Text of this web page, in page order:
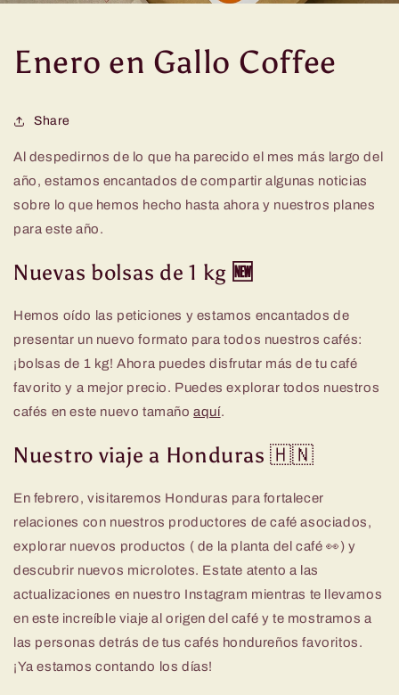
Enero en Gallo Coffee
Share
Al despedirnos de lo que ha parecido el mes más largo del
año, estamos encantados de compartir algunas noticias
sobre lo que hemos hecho hasta ahora y nuestros planes
para este año.
Nuevas bolsas de 1 kg 🆕
Hemos oído las peticiones y estamos encantados de
presentar un nuevo formato para todos nuestros cafés:
¡bolsas de 1 kg! Ahora puedes disfrutar más de tu café
favorito y a mejor precio. Puedes explorar todos nuestros
cafés en este nuevo tamañoaquí.
Nuestro viaje a Honduras 🇭🇳
En febrero, visitaremos Honduras para fortalecer
relaciones con nuestros productores de café asociados,
explorar nuevos productos ( de la planta del café 👀) y
descubrir nuevos microlotes. Estate atento a las
actualizaciones en nuestro Instagram mientras te llevamos
en este increíble viaje al origen del café y te mostramos a
las personas detrás de tus cafés hondureños favoritos.
¡Ya estamos contando los días!